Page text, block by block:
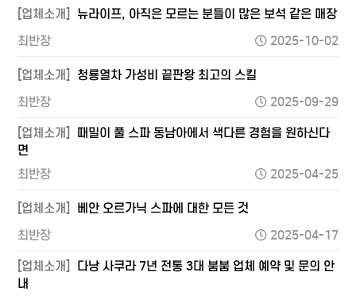
[업체소개]
뉴라이프, 아직은 모르는 분들이 많은 보석 같은 매장
최반장
2025-10-02
[업체소개]
청룡열차 가성비 끝판왕 최고의 스킬
최반장
2025-09-29
[업체소개]
때밀이 풀 스파 동남아에서 색다른 경험을 원하신다
면
최반장
2025-04-25
[업체소개]
베안 오르가닉 스파에 대한 모든 것
최반장
2025-04-17
[업체소개]
다낭 사쿠라 7년 전통 3대 붐붐 업체 예약 및 문의 안
내